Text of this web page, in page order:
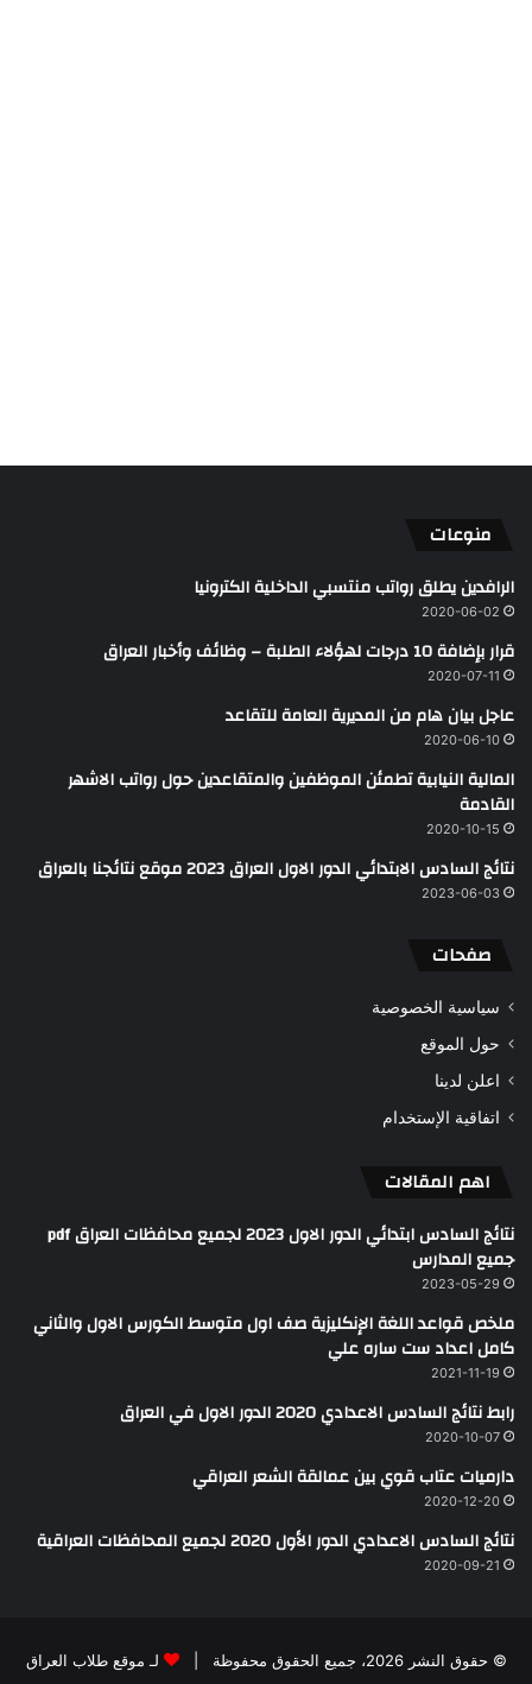
منوعات
الرافدين يطلق رواتب منتسبي الداخلية الكترونيا
2020-06-02
قرار بإضافة 10 درجات لهؤلاء الطلبة – وظائف وأخبار العراق
2020-07-11
عاجل بيان هام من المديرية العامة للتقاعد
2020-06-10
المالية النيابية تطمئن الموظفين والمتقاعدين حول رواتب الاشهر
القادمة
2020-10-15
نتائج السادس الابتدائي الدور الاول العراق 2023 موقع نتائجنا بالعراق
2023-06-03
صفحات
سياسية الخصوصية
حول الموقع
اعلن لدينا
اتفاقية الإستخدام
اهم المقالات
نتائج السادس ابتدائي الدور الاول 2023 لجميع محافظات العراق pdf
جميع المدارس
2023-05-29
ملخص قواعد اللغة الإنكليزية صف اول متوسط الكورس الاول والثاني
كامل اعداد ست ساره علي
2021-11-19
رابط نتائج السادس الاعدادي 2020 الدور الاول في العراق
2020-10-07
دارميات عتاب قوي بين عمالقة الشعر العراقي
2020-12-20
نتائج السادس الاعدادي الدور الأول 2020 لجميع المحافظات العراقية
2020-09-21
© حقوق النشر 2026، جميع الحقوق محفوظة | لـ موقع طلاب العراق